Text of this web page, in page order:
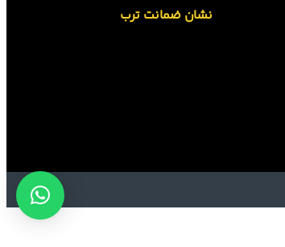
نشان ضمانت ترب